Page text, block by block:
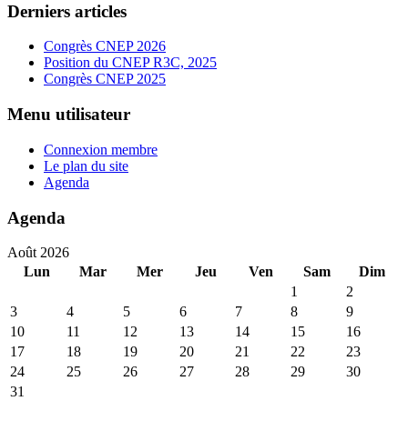
Derniers articles
Congrès CNEP 2026
Position du CNEP R3C, 2025
Congrès CNEP 2025
Menu utilisateur
Connexion membre
Le plan du site
Agenda
Agenda
Août 2026
Lun
Mar Mer Jeu Ven Sam
Dim
1
2
3
4 5 6 7 8
9
10
11 12 13 14 15
16
17
18 19 20 21 22
23
24
25 26 27 28 29
30
31